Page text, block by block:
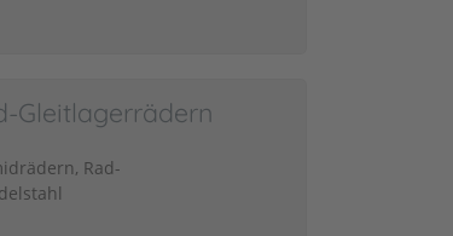
Gleitlagerrädern
Rad-